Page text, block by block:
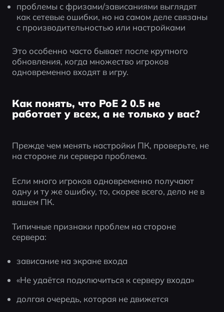
проблемы с фризами/зависаниями выглядят
как сетевые ошибки, но на самом деле связаны
с производительностью или настройками
Это особенно часто бывает после крупного
обновления, когда множество игроков
одновременно входят в игру.
Как понять, что PoE 2 0.5 не
работает у всех, а не только у вас?
Прежде чем менять настройки ПК, проверьте, не
на стороне ли сервера проблема.
Если много игроков одновременно получают
одну и ту же ошибку, то, скорее всего, дело не в
вашем ПК.
Типичные признаки проблем на стороне
сервера:
зависание на экране входа
«Не удаётся подключиться к серверу входа»
долгая очередь, которая не движется